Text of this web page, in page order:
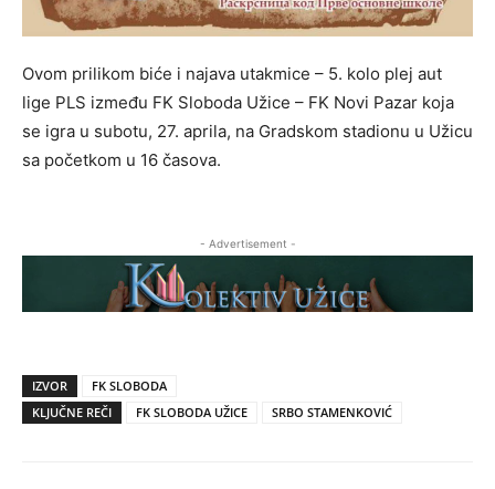
Ovom prilikom biće i najava utakmice – 5. kolo plej aut
lige PLS između FK Sloboda Užice – FK Novi Pazar koja
se igra u subotu, 27. aprila, na Gradskom stadionu u Užicu
sa početkom u 16 časova.
- Advertisement -
IZVOR
FK SLOBODA
KLJUČNE REČI
FK SLOBODA UŽICE SRBO STAMENKOVIĆ